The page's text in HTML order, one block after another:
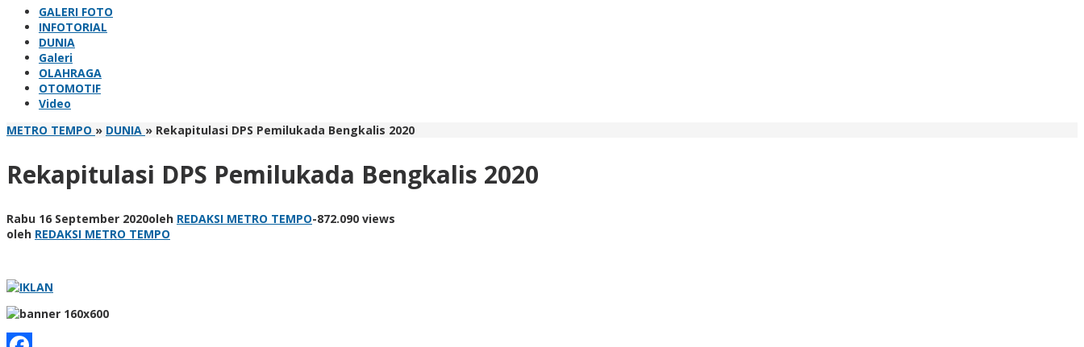
GALERI FOTO
INFOTORIAL
DUNIA
Galeri
OLAHRAGA
OTOMOTIF
Video
METRO TEMPO » DUNIA » Rekapitulasi DPS Pemilukada Bengkalis 2020
Rekapitulasi DPS Pemilukada Bengkalis 2020
Rabu 16 September 2020oleh REDAKSI METRO TEMPO-872.090 views
oleh REDAKSI METRO TEMPO